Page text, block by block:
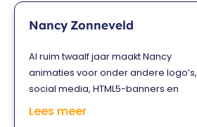
Nancy Zonneveld
Al ruim twaalf jaar maakt Nancy
animaties voor onder andere logo’s,
social media, HTML5-banners en
online games. Dat heeft ze
Lees meer